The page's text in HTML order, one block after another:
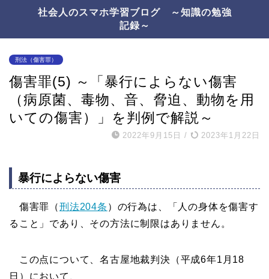
社会人のスマホ学習ブログ ～知識の勉強
記録～
刑法（傷害罪）
傷害罪(5) ～「暴行によらない傷害
（病原菌、毒物、音、脅迫、動物を用
いての傷害）」を判例で解説～
2022年9月15日 / 2023年1月22日
暴行によらない傷害
傷害罪（刑法204条 ）の行為は、「人の身体を傷害す
ること」であり、その方法に制限はありません。
この点について、名古屋地裁判決（平成6年1月18
日）において、